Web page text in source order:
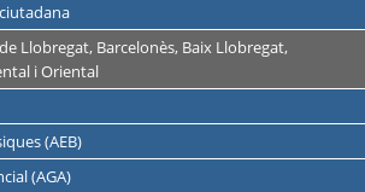
Llobregat, Barcelonès, Baix Llobregat,
i Oriental
(AEB)
(AGA)